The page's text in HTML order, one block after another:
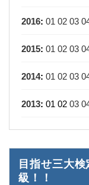
2016: 01 02 03
2015: 01 02 03
2014: 01 02 03
2013: 01 02 03
目指せ三大
級！！